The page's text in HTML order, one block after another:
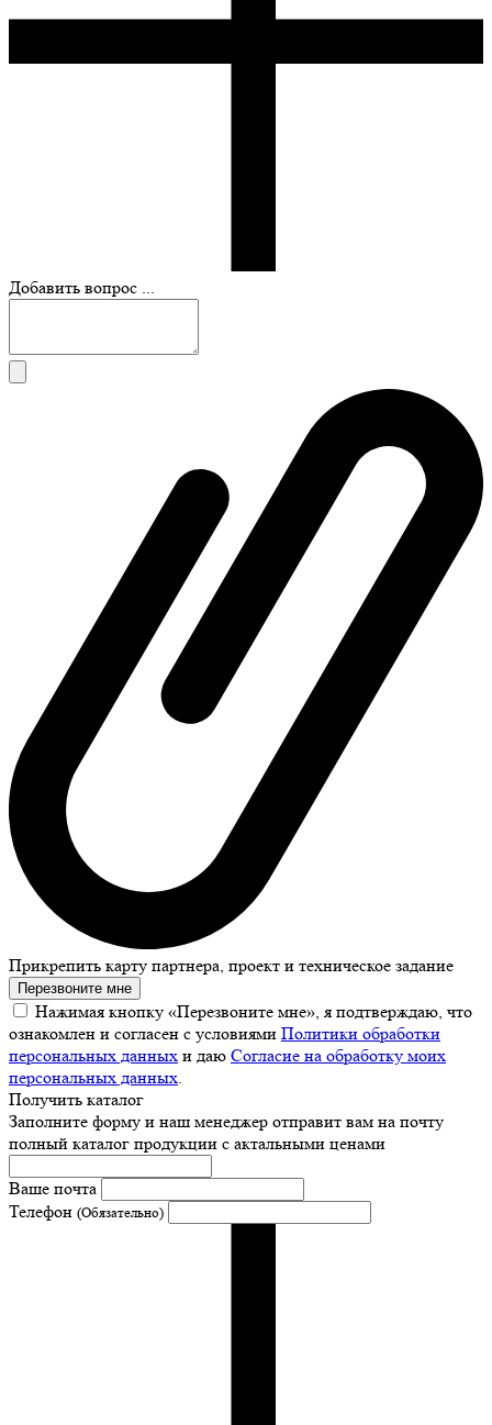
Добавить вопрос ...
Прикрепить карту партнера, проект и техническое задание
Перезвоните мне
Нажимая кнопку «Перезвоните мне», я подтверждаю, что
ознакомлен и согласен с условиями Политики обработки
персональных данных и даю Согласие на обработку моих
персональных данных.
Получить каталог
Заполните форму и наш менеджер отправит вам на почту
полный каталог продукции с актальными ценами
Ваше почта
Телефон (Обязательно)